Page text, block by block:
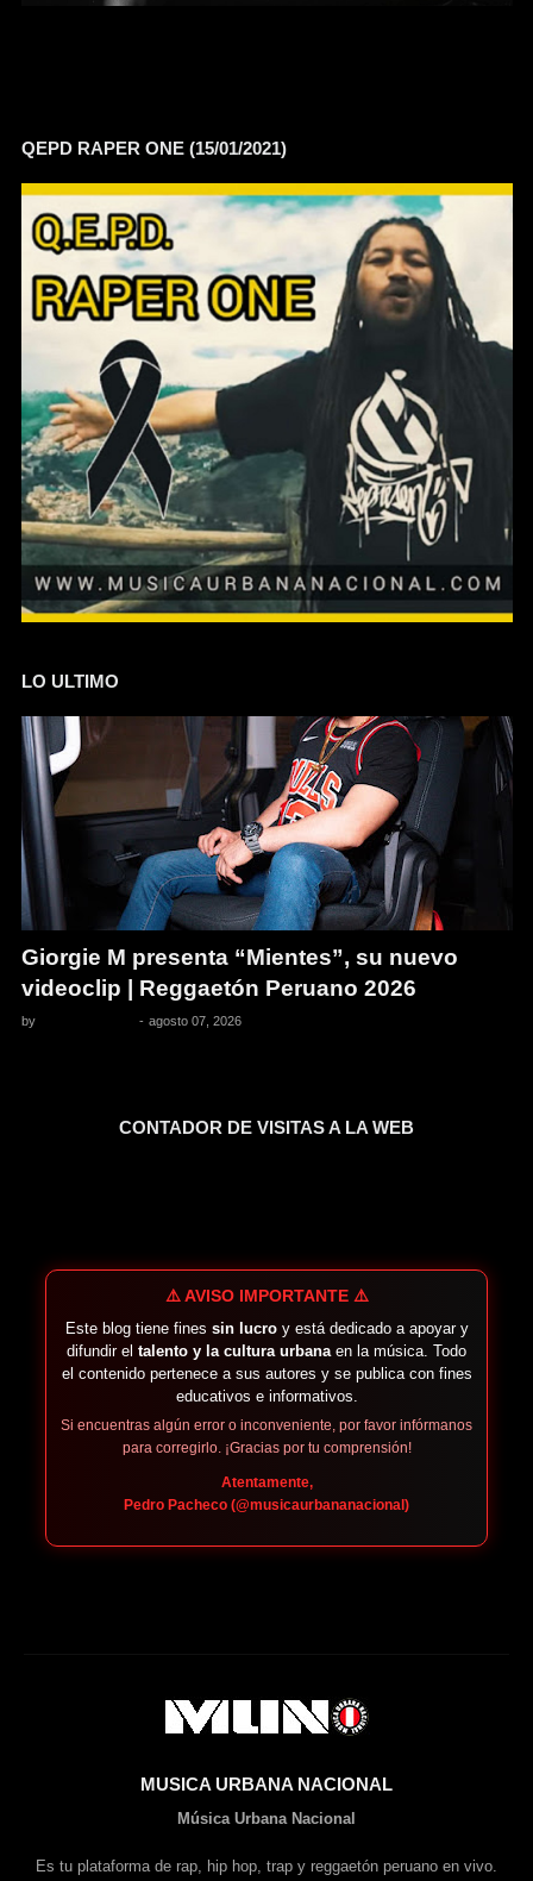
QEPD RAPER ONE (15/01/2021)
LO ULTIMO
Giorgie M presenta “Mientes”, su nuevo
videoclip | Reggaetón Peruano 2026
by - agosto 07, 2026
CONTADOR DE VISITAS A LA WEB
⚠️ AVISO IMPORTANTE ⚠️
Este blog tiene fines sin lucroy está dedicado a apoyar y
difundir el talento y la cultura urbanaen la música. Todo
el contenido pertenece a sus autores y se publica con fines
educativos e informativos.
Si encuentras algún error o inconveniente, por favor infórmanos
para corregirlo. ¡Gracias por tu comprensión!
Atentamente,
Pedro Pacheco (@musicaurbananacional)
MUSICA URBANA NACIONAL
Música Urbana Nacional
Es tu plataforma de rap, hip hop, trap y reggaetón peruano en vivo.